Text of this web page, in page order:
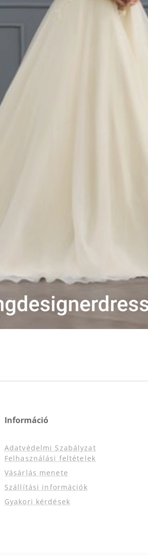
Információ
Adatvédelmi Szabályzat
Felhasználási feltételek
Vásárlás menete
Szállítási információk
Gyakori kérdések